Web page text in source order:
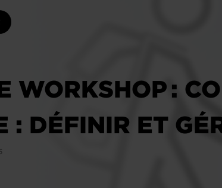
WORKSHOP :
: DÉFINIR ET